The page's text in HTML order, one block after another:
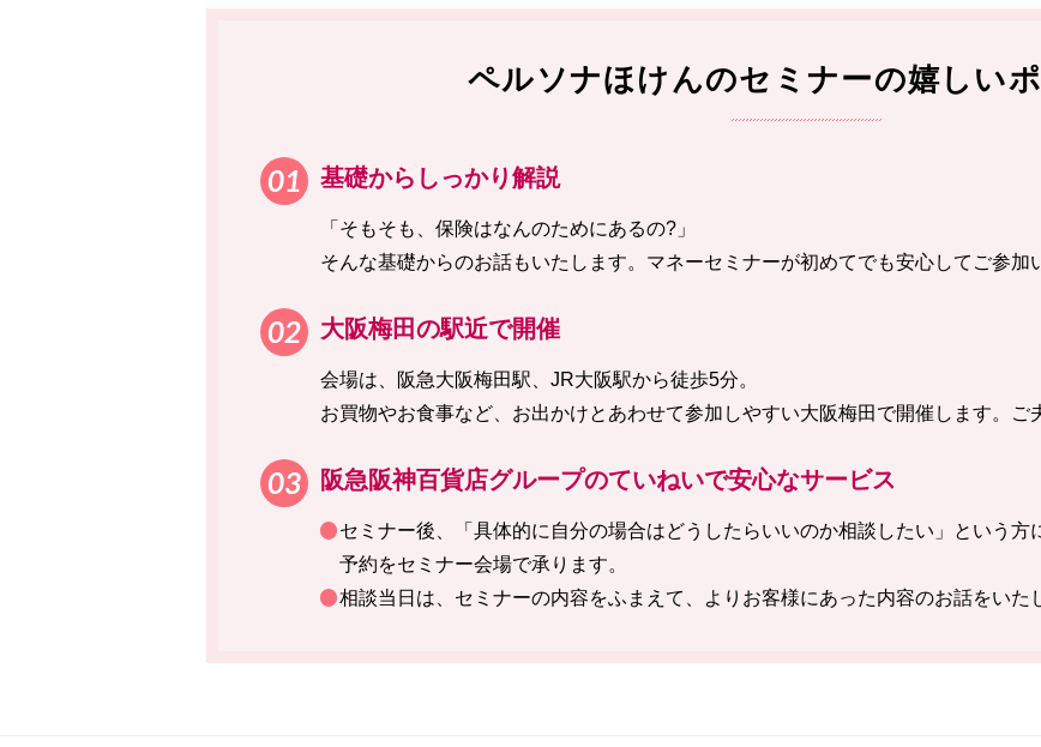
ペルソナほけんのセミナーの嬉しい
基礎からしっかり解説
「そもそも、保険はなんのためにあるの?」
そんな基礎からのお話もいたします。マネーセミナーが初めてでも安心してご参加
大阪梅田の駅近で開催
会場は、阪急大阪梅田駅、JR大阪駅から徒歩5分。
お買物やお食事など、お出かけとあわせて参加しやすい大阪梅田で開催します。ご
阪急阪神百貨店グループのていねいで安心なサービス
セミナー後、「具体的に自分の場合はどうしたらいいのか相談したい」という方
予約をセミナー会場で承ります。
相談当日は、セミナーの内容をふまえて、よりお客様にあった内容のお話をいた